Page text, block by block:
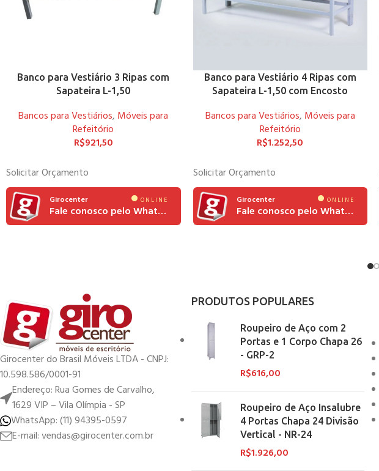
Banco para Vestiário 3 Ripas com
Sapateira L-1,50
Bancos para Vestiários, Móveis para
Refeitório
R$921,50
Solicitar Orçamento
Girocenter ONLINE
Fale conosco pelo Whatsapp
Banco para Vestiário 4 Ripas com
Sapateira L-1,50 com Encosto
Bancos para Vestiários, Móveis para
Refeitório
R$1.252,50
Solicitar Orçamento
Girocenter ONLINE
Fale conosco pelo Whatsapp
Girocenter do Brasil Móveis LTDA - CNPJ:
10.598.586/0001-91
Endereço: Rua Gomes de Carvalho,
1629 VIP – Vila Olímpia - SP
WhatsApp: (11) 94395-0597
E-mail: vendas@girocenter.com.br
PRODUTOS POPULARES
Roupeiro de Aço com 2
Portas e 1 Corpo Chapa 26
- GRP-2
R$616,00
Roupeiro de Aço Insalubre
4 Portas Chapa 24 Divisão
Vertical - NR-24
R$1.926,00